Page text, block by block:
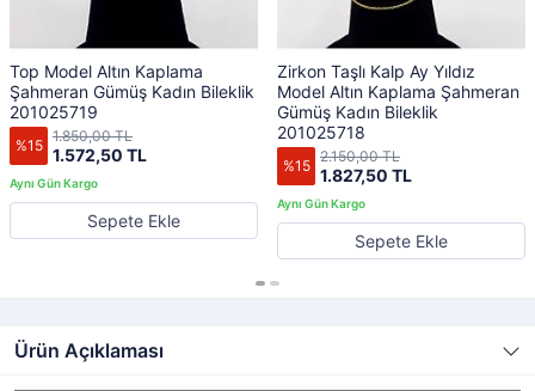
Top Model Altın Kaplama
Şahmeran Gümüş Kadın Bileklik
201025719
%15 1.572,50 TL
1.850,00 TL
Sepete Ekle
Zirkon Taşlı Kalp Ay Yıldız
Model Altın Kaplama Şahmeran
Gümüş Kadın Bileklik
201025718
%15 1.827,50 TL
2.150,00 TL
Sepete Ekle
Ürün Açıklaması